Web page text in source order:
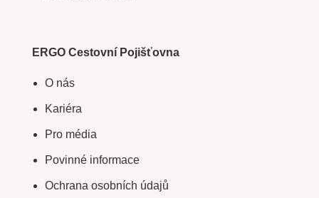
ERGO Cestovní Pojišťovna
O nás
Kariéra
Pro média
Povinné informace
Ochrana osobních údajů